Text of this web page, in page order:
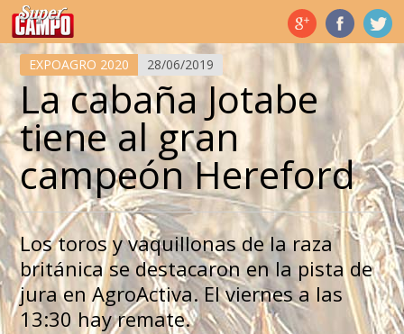
Temas de hoy
EXPOAGRO 2020 28/06/2019
La cabaña Jotabe
tiene al gran
campeón Hereford
Los toros y vaquillonas de la raza
británica se destacaron en la pista de
jura en AgroActiva. El viernes a las
13:30 hay remate.